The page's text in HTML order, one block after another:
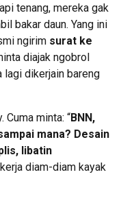
tenang, mereka gak
bakar daun. Yang ini
ngirim surat ke
diajak ngobrol
lagi dikerjain bareng
Cuma minta: “BNN,
mana? Desain
libatin
diam-diam kayak